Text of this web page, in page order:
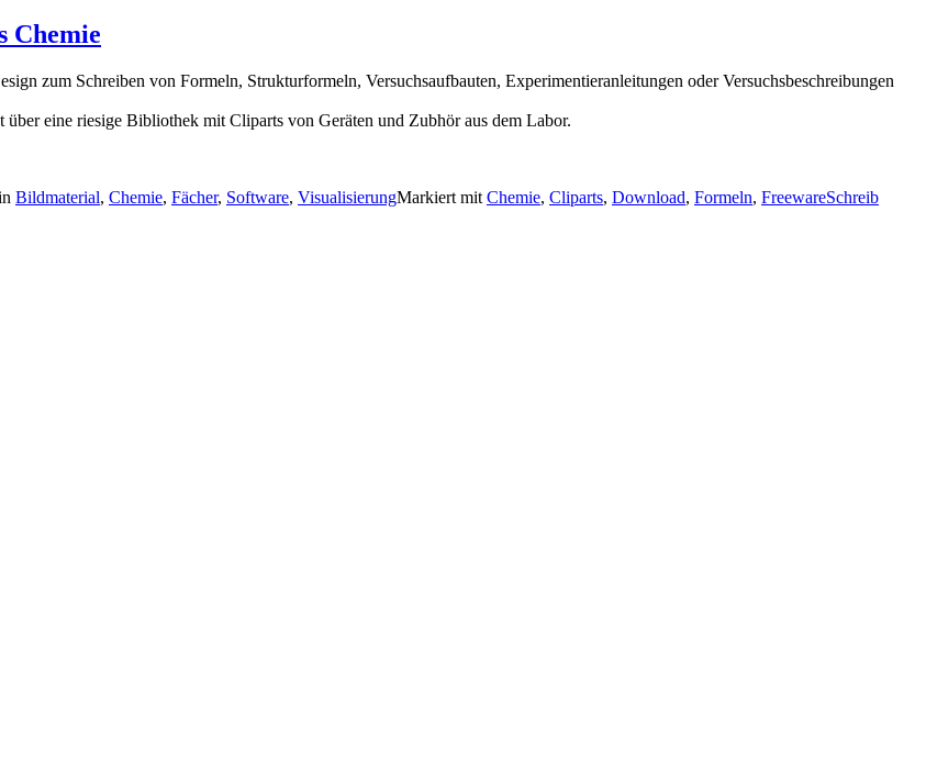
Chemie
zum Schreiben von Formeln, Strukturformeln, Versuchsaufbauten, Experimentieranleitungen oder Versuchsbeschreibungen
eine riesige Bibliothek mit Cliparts von Geräten und Zubhör aus dem Labor.
Bildmaterial, Chemie, Fächer, Software, VisualisierungMarkiert mit Chemie, Cliparts, Download, Formeln, FreewareSchreib